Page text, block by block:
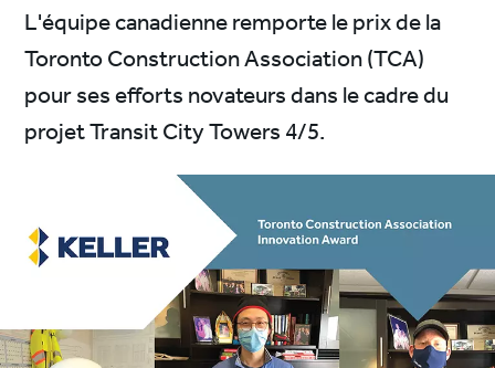
L'équipe canadienne remporte le prix de la
Toronto Construction Association (TCA)
pour ses efforts novateurs dans le cadre du
projet Transit City Towers 4/5.